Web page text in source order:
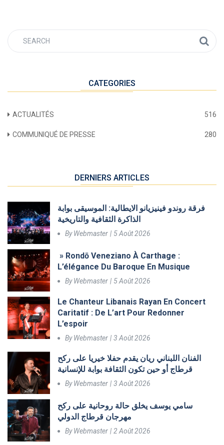
CATEGORIES
ACTUALITÉS 516
COMMUNIQUÉ DE PRESSE 280
DERNIERS ARTICLES
فرقة روندو فينيزيانو الايطالية: الموسيقى بوابة
الذاكرة الثقافية والتاريخية
ByWebmaster 5 Août 2026
» Rondō Veneziano À Carthage :
L’élégance Du Baroque En Musique
ByWebmaster 5 Août 2026
Le Chanteur Libanais Rayan En Concert
Caritatif : De L’art Pour Redonner
L’espoir
ByWebmaster 3 Août 2026
الفنان اللبناني ريان يقدم حفلا خيريا على ركح
قرطاج أو حين تكون الثقافة بوابة للإنسانية
ByWebmaster 3 Août 2026
سامي يوسف يخلق حالة روحانية على ركح
مهرجان قرطاج الدولي
ByWebmaster 2 Août 2026